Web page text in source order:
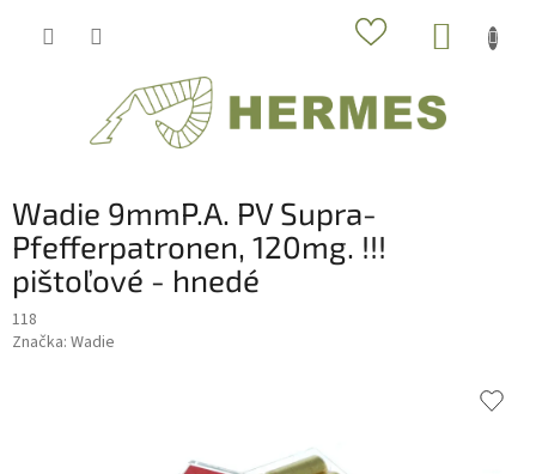
Wadie 9mmP.A. PV Supra-
Pfefferpatronen, 120mg. !!!
pištoľové - hnedé
118
Značka: Wadie